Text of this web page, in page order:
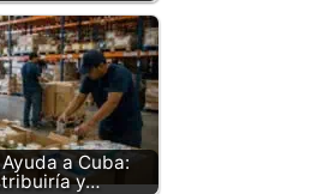
a Cuba:
y…